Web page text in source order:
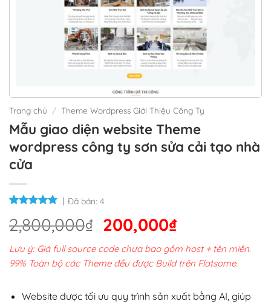
Trang chủ / Theme Wordpress Giới Thiệu Công Ty
Mẫu giao diện website Theme
wordpress công ty sơn sửa cải tạo nhà
cửa
Đã bán: 4
2,800,000₫ Giá
gốc
là:
2,800,000₫.
200,000₫Giá
hiện
tại
200,000₫.
Lưu ý: Giá full source code chưa bao gồm host + tên miền.
99% Toàn bộ các Theme đều được Build trên Flatsome.
Website được tối ưu quy trình sản xuất bằng AI, giúp